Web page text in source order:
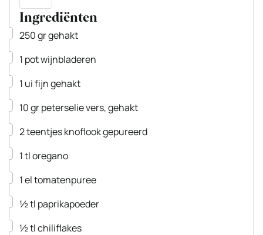
Ingrediënten
▢
250grgehakt
▢
1 potwijnbladeren
▢
1 uifijn gehakt
▢
10grpeterselievers, gehakt
▢
2teentjesknoflookgepureerd
▢
1tloregano
▢
1eltomatenpuree
▢
½tl paprikapoeder
▢
½tlchiliflakes